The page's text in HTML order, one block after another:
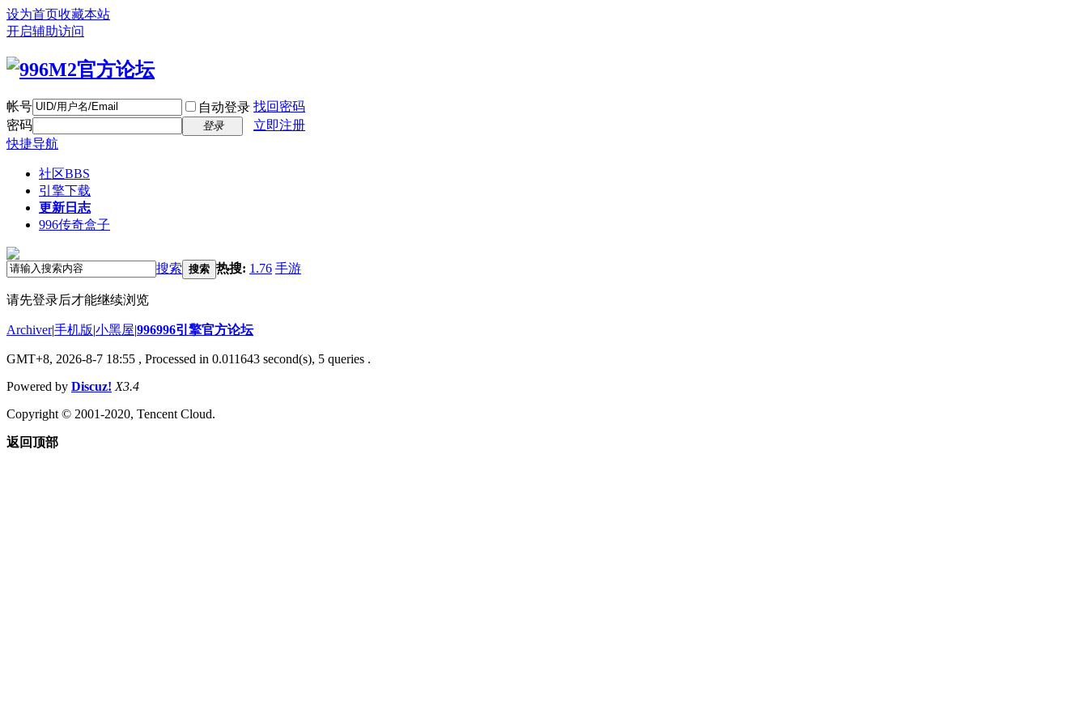
设为首页收藏本站
开启辅助访问
帐号 自动登录 找回密码
密码
登录
立即注册
快捷导航
社区BBS
引擎下载
更新日志
996传奇盒子
搜索 搜索 热搜: 1.76 手游
请先登录后才能继续浏览
Archiver|手机版|小黑屋|996996引擎官方论坛
GMT+8, 2026-8-7 18:55 , Processed in 0.011643 second(s), 5 queries .
Powered by Discuz! X3.4
Copyright © 2001-2020, Tencent Cloud.
返回顶部